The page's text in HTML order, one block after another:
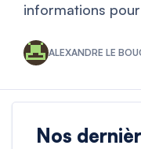
informations
ALEXANDRE LE
Nos